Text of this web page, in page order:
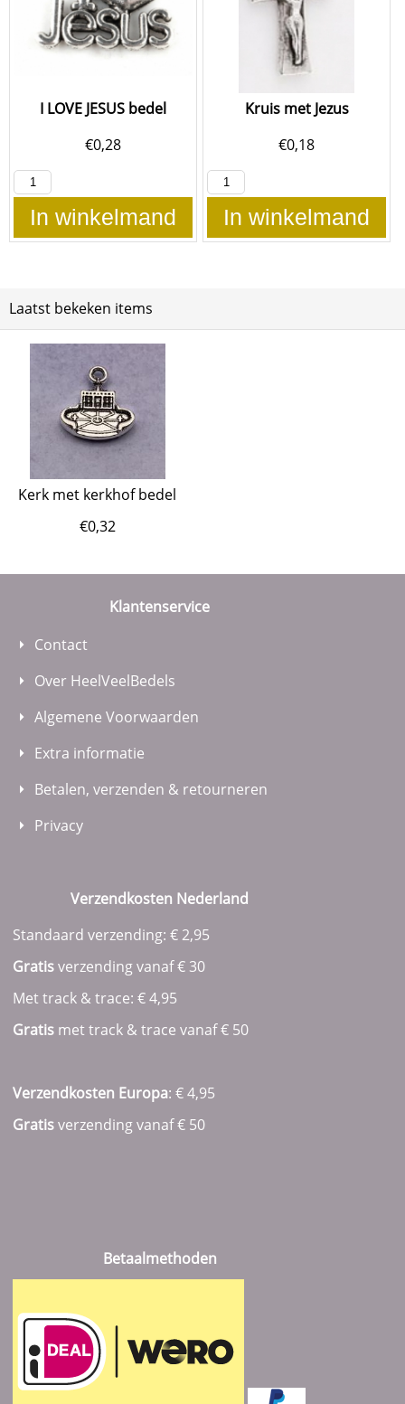
I LOVE JESUS bedel
€0,28
In winkelmand
Kruis met Jezus
€0,18
In winkelmand
Laatst bekeken items
Kerk met kerkhof bedel
€0,32
Klantenservice
Contact
Over HeelVeelBedels
Algemene Voorwaarden
Extra informatie
Betalen, verzenden & retourneren
Privacy
Verzendkosten Nederland
Standaard verzending: € 2,95
Gratisverzending vanaf € 30
Met track & trace: € 4,95
Gratis met track & trace vanaf€ 50
Verzendkosten Europa: € 4,95
Gratisverzending vanaf € 50
Betaalmethoden